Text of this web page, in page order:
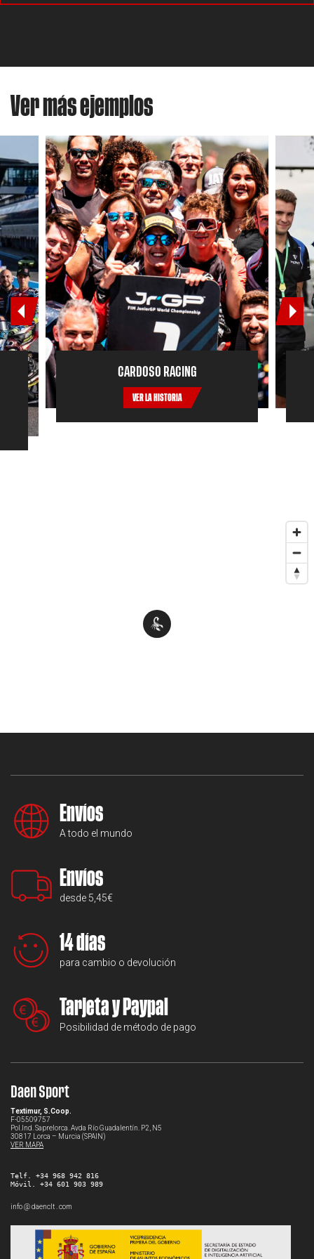
Ver más ejemplos
CARDOSO RACING
VER LA HISTORIA
Envíos
A todo el mundo
Envíos
desde 5,45€
14 días
para cambio o devolución
Tarjeta y Paypal
Posibilidad de método de pago
Daen Sport
Textimur, S.Coop.
F-05509757
Pol.Ind. Saprelorca. Avda Río Guadalentín. P2, N5
30817 Lorca – Murcia (SPAIN)
VER MAPA
Telf. +34 968 942 816
Móvil. +34 601 903 989
info @ daenclt . com